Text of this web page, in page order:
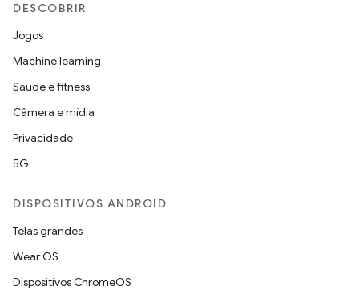
DESCOBRIR
Jogos
Machine learning
Saúde e fitness
Câmera e mídia
Privacidade
5G
DISPOSITIVOS ANDROID
Telas grandes
Wear OS
Dispositivos ChromeOS